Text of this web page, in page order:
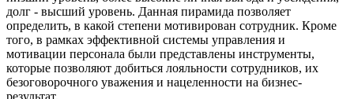
долг - высший уровень. Данная пирамида позволяет
определить, в какой степени мотивирован сотрудник. Кроме
того, в рамках эффективной системы управления и
мотивации персонала были представлены инструменты,
которые позволяют добиться лояльности сотрудников, их
безоговорочного уважения и нацеленности на бизнес-
результат.